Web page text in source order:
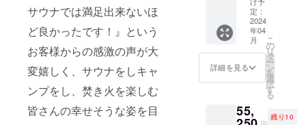
サウナでは満足出来ないほ
ど良かったです！』という
お客様からの感激の声が大
変嬉しく、サウナをしキャ
ンプをし、焚き火を楽しむ
皆さんの幸せそうな姿を目
年に3回
程、日
曜又は
祝日に
イベン
トとし
て開催
しま
ケ
ジュー
プロ
ジェク
ト終了
後に
メール
にて調
整させ
て頂き
後する
場合が
ござい
ますの
でご了
さい。
※ご利用
は、直
接予約
限定の
ご利
用、２
名様ご
利用料
です。
＊サウ
間：2時
ないの
でプラ
イベー
ト感覚
でお過
ただけ
ます、
かに
とキャ
ンプを
存分に
お楽し
み下さ
い！
プは1日
定、テ
ントサ
約サイ
トでの
販売は
2ヶ月前
からと
なりま
期間内
はいつ
特権付
■ リ
ターン
特権：
・施設
通常料
金
¥50.000
15%off
にてご
定：
2024
年04
月
詳細を見る
こ
の
リ
タ
ー
ン
を
選
択
す
る
55, 残り10